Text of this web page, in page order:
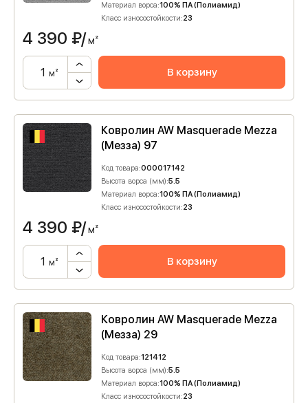
Материал ворса:100% ПА (Полиамид)
Класс износостойкости:23
4 390 ₽/м²
м² В корзину
Ковролин AW Masquerade Mezza
(Мезза) 97
Код товара:000017142
Высота ворса (мм):5.5
Материал ворса:100% ПА (Полиамид)
Класс износостойкости:23
4 390 ₽/м²
м² В корзину
Ковролин AW Masquerade Mezza
(Мезза) 29
Код товара:121412
Высота ворса (мм):5.5
Материал ворса:100% ПА (Полиамид)
Класс износостойкости:23